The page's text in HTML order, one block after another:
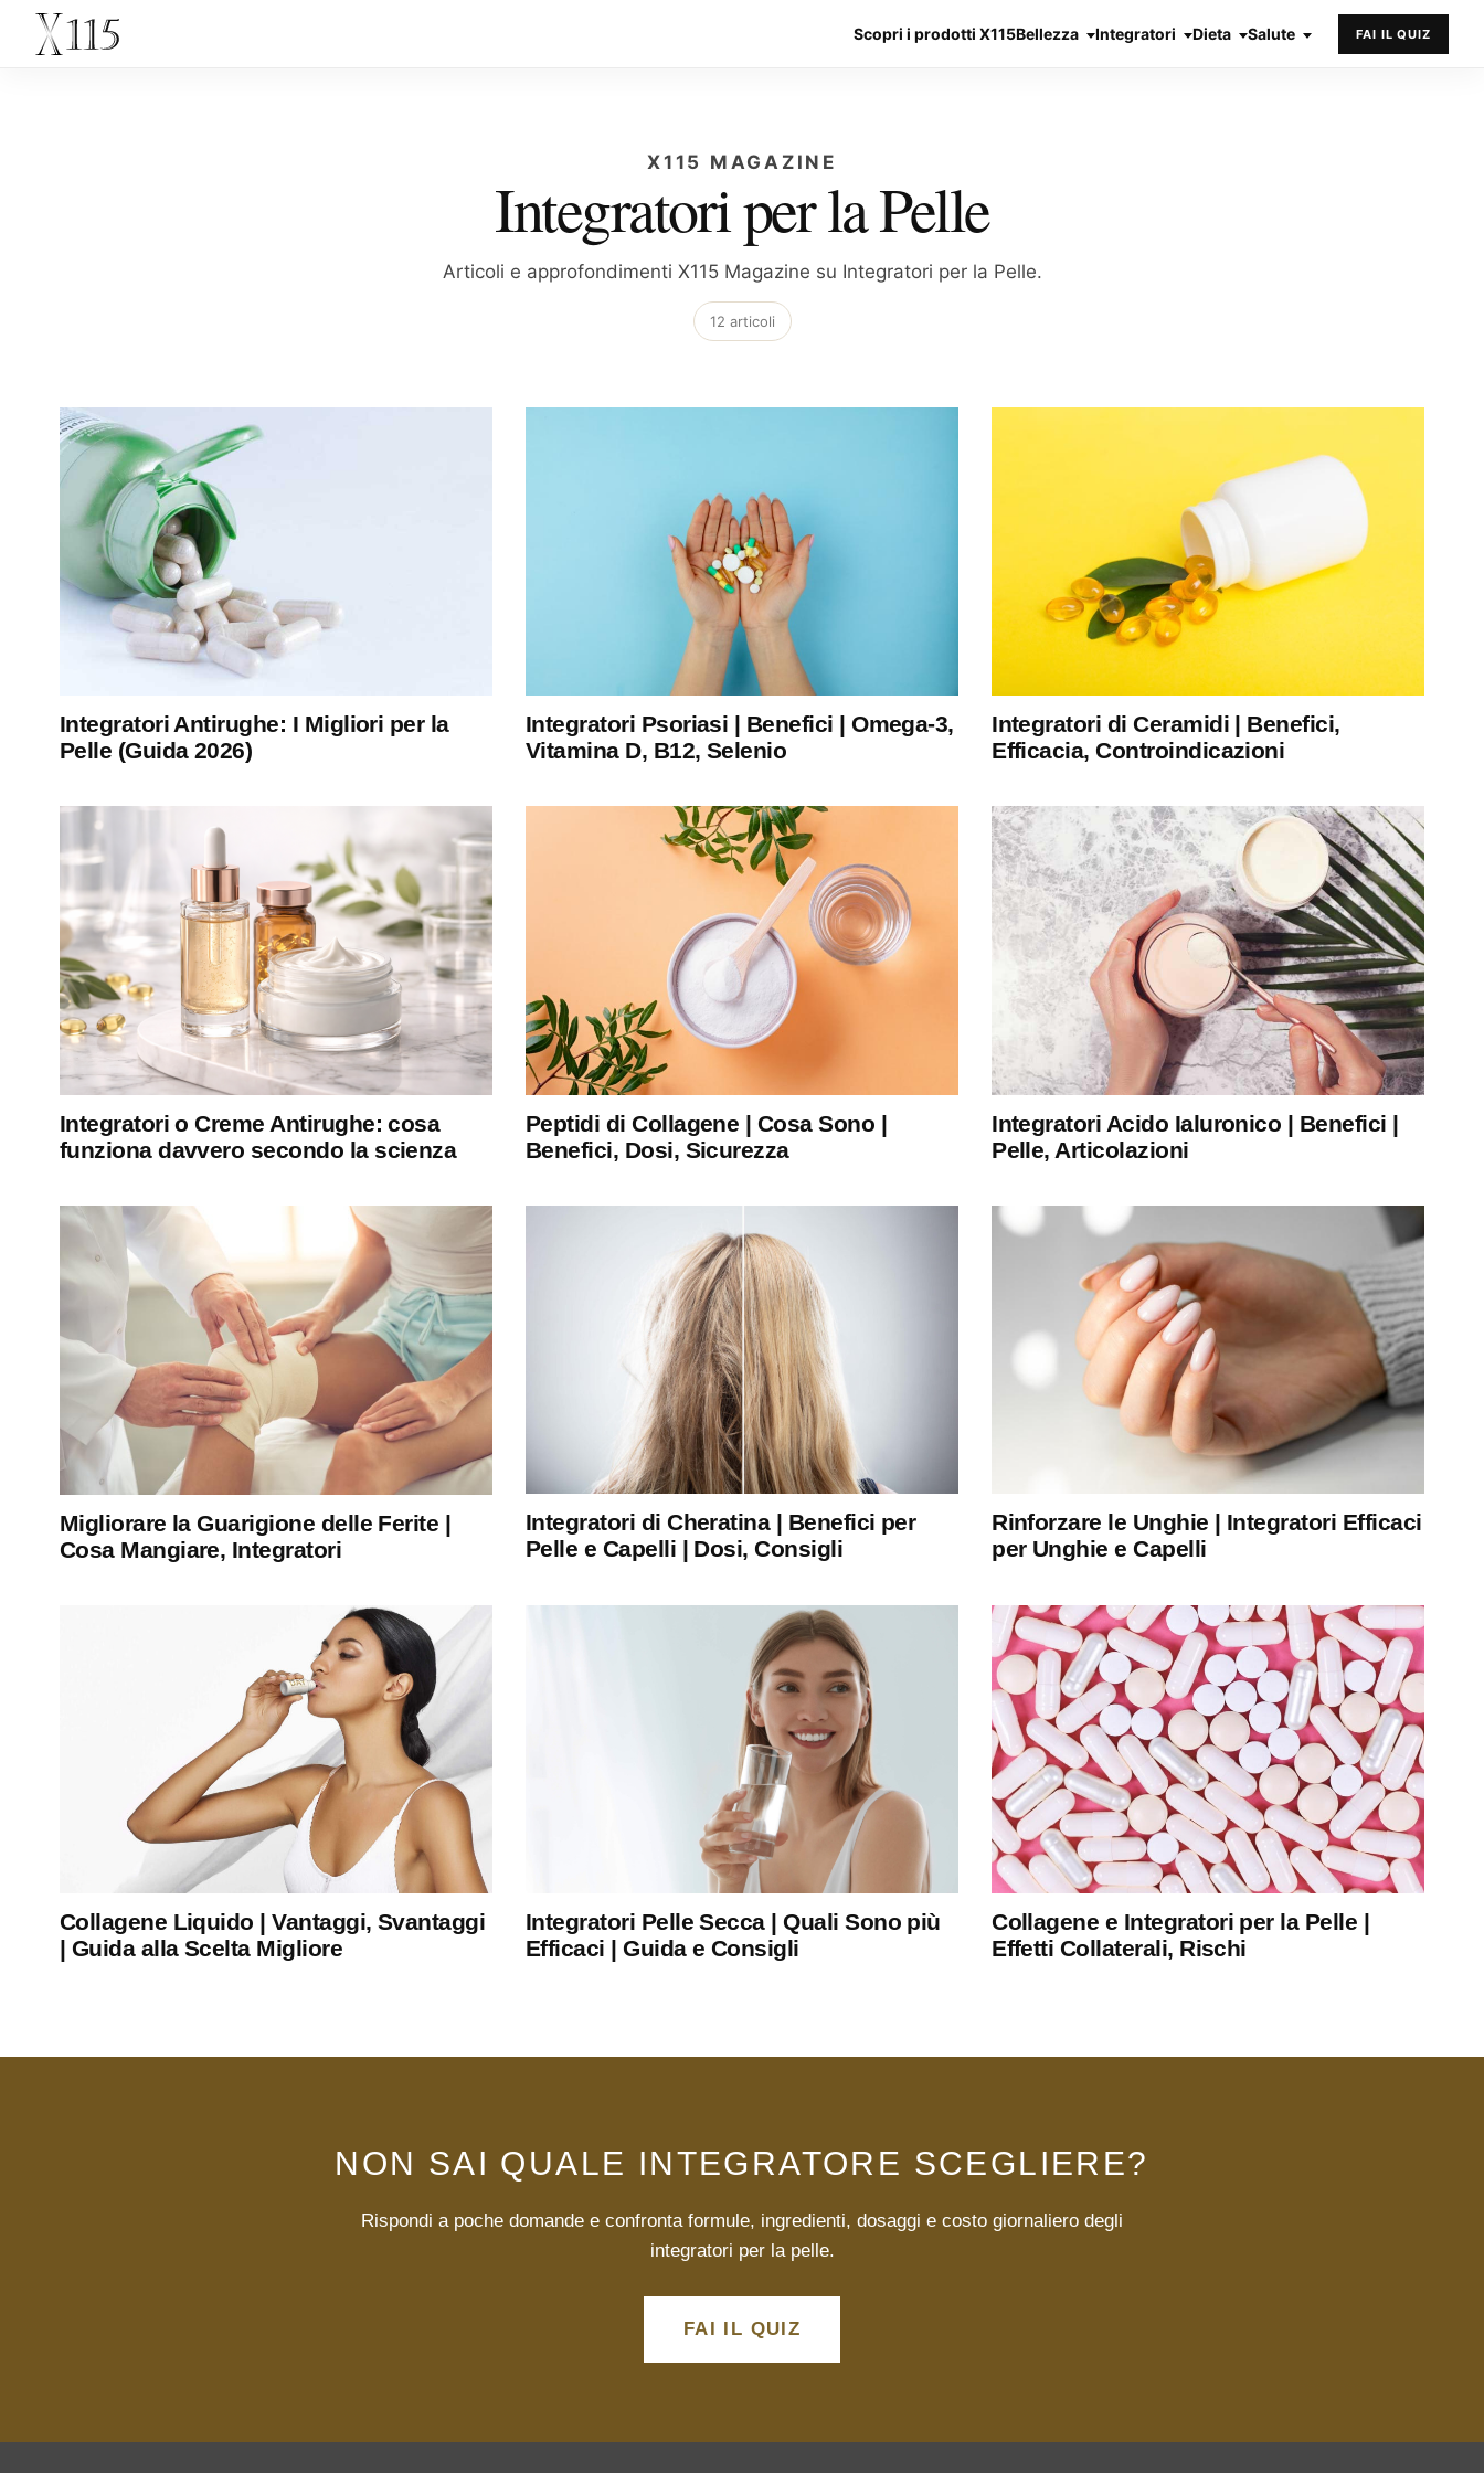
Scopri i prodotti X115Bellezza Integratori Dieta Salute FAI IL QUIZ
X115 MAGAZINE
Integratori per la Pelle
Articoli e approfondimenti X115 Magazine su Integratori per la Pelle.
12 articoli
Integratori Antirughe: I Migliori per la
Pelle (Guida 2026)
Integratori Psoriasi | Benefici | Omega-3,
Vitamina D, B12, Selenio
Integratori di Ceramidi | Benefici,
Efficacia, Controindicazioni
Integratori o Creme Antirughe: cosa
funziona davvero secondo la scienza
Peptidi di Collagene | Cosa Sono |
Benefici, Dosi, Sicurezza
Integratori Acido Ialuronico | Benefici |
Pelle, Articolazioni
Migliorare la Guarigione delle Ferite |
Cosa Mangiare, Integratori
Integratori di Cheratina | Benefici per
Pelle e Capelli | Dosi, Consigli
Rinforzare le Unghie | Integratori Efficaci
per Unghie e Capelli
Collagene Liquido | Vantaggi, Svantaggi
| Guida alla Scelta Migliore
Integratori Pelle Secca | Quali Sono più
Efficaci | Guida e Consigli
Collagene e Integratori per la Pelle |
Effetti Collaterali, Rischi
NON SAI QUALE INTEGRATORE SCEGLIERE?
Rispondi a poche domande e confronta formule, ingredienti, dosaggi e costo giornaliero degli
integratori per la pelle.
FAI IL QUIZ